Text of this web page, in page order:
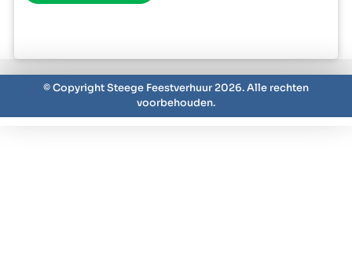
© Copyright Steege Feestverhuur 2026. Alle rechten
voorbehouden.